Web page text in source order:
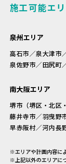
施工可能エ
泉州エリア
高石市／泉大津市
泉佐野市／田尻町
南大阪エリア
堺市（堺区・北区
藤井寺市／羽曳野
早赤阪村／河内長
※エリアや計画内容に
※上記以外のエリアに